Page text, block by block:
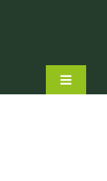
Toggle